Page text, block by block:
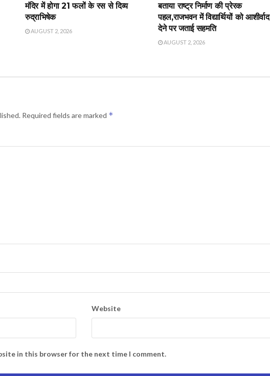
मंदिर में होगा 21 फलों के रस से दिव्य
रुद्राभिषेक
AUGUST 2, 2026
बताया राष्ट्र निर्माण की प्रेरक
पहल,राजभवन में विद्यार्थियों को आशीर्वाद
देने पर जताई सहमति
AUGUST 2, 2026
Required fields are marked *
Website
in this browser for the next time I comment.